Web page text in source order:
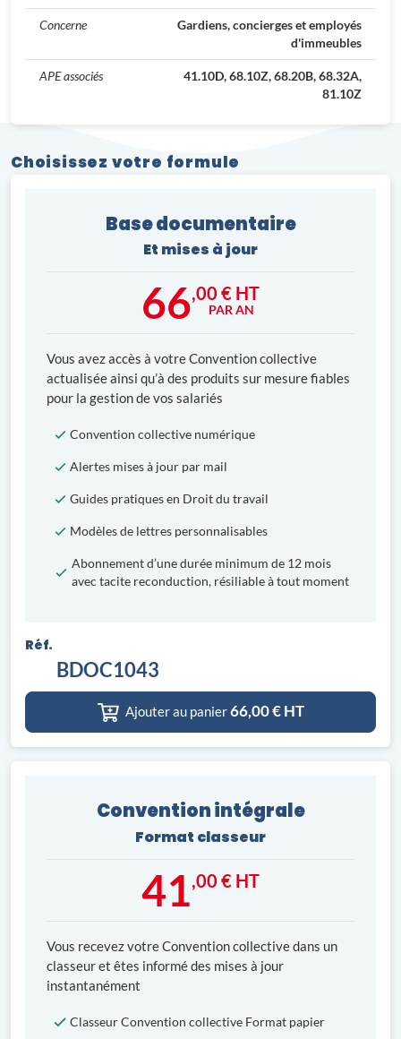
Concerne
Gardiens, concierges et employés
d'immeubles
APE associés
41.10D, 68.10Z, 68.20B, 68.32A,
81.10Z
Choisissez votre formule
Base documentaire
Et mises à jour
66,00 € HT
PAR AN
Vous avez accès à votre Convention collective
actualisée ainsi qu’à des produits sur mesure fiables
pour la gestion de vos salariés
Convention collective numérique
Alertes mises à jour par mail
Guides pratiques en Droit du travail
Modèles de lettres personnalisables
Abonnement d’une durée minimum de 12 mois
avec tacite reconduction, résiliable à tout moment
Réf.
BDOC1043
Ajouter au panier66,00€ HT
Convention intégrale
Format classeur
41,00 € HT
Vous recevez votre Convention collective dans un
classeur et êtes informé des mises à jour
instantanément
Classeur Convention collective Format papier